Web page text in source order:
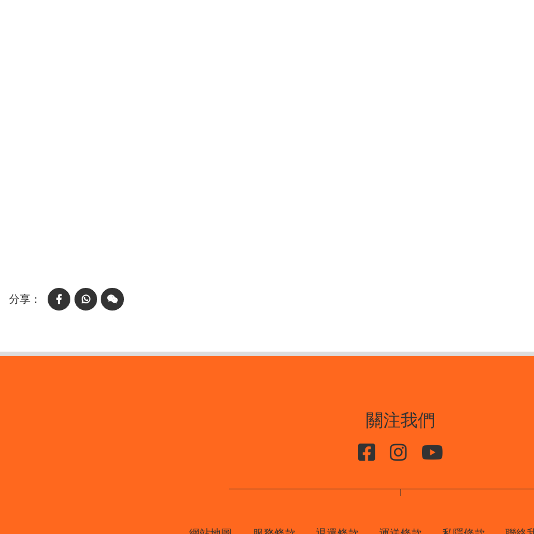
FacebookWhatsAppWeChat
關注我們